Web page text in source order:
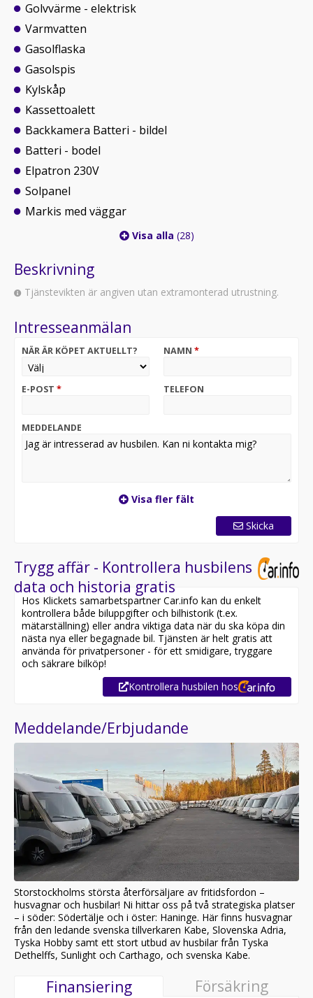
Golvvärme - elektrisk
Varmvatten
Gasolflaska
Gasolspis
Kylskåp
Kassettoalett
Backkamera Batteri - bildel
Batteri - bodel
Elpatron 230V
Solpanel
Markis med väggar
Visa alla (28)
Beskrivning
Tjänstevikten är angiven utan extramonterad utrustning.
Intresseanmälan
NÄR ÄR KÖPET AKTUELLT? NAMN *
E-POST * TELEFON
MEDDELANDE
Visa fler fält
Skicka
Trygg affär - Kontrollera husbilens
data och historia gratis
Hos Klickets samarbetspartner Car.info kan du enkelt
kontrollera både biluppgifter och bilhistorik (t.ex.
mätarställning) eller andra viktiga data när du ska köpa din
nästa nya eller begagnade bil. Tjänsten är helt gratis att
använda för privatpersoner - för ett smidigare, tryggare
och säkrare bilköp!
Kontrollera husbilen hos
Meddelande/Erbjudande
Storstockholms största återförsäljare av fritidsfordon –
husvagnar och husbilar! Ni hittar oss på två strategiska platser
– i söder: Södertälje och i öster: Haninge. Här finns husvagnar
från den ledande svenska tillverkaren Kabe, Slovenska Adria,
Tyska Hobby samt ett stort utbud av husbilar från Tyska
Dethelffs, Sunlight och Carthago, och svenska Kabe.
Finansiering Försäkring